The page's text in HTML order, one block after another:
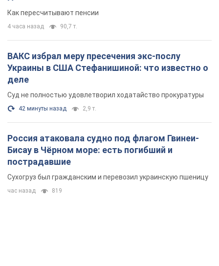
42 минуты назад 2,9 т.
Россия атаковала судно под флагом Гвинеи-
Бисау в Чёрном море: есть погибший и
пострадавшие
Сухогруз был гражданским и перевозил украинскую пшеницу
час назад 819